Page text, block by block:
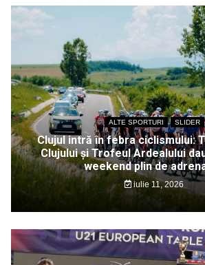
ALTE SPORTURI SLIDER
Clujul intră în febra ciclismului:
Clujului și Trofeul Ardealului
weekend plin de
iulie 11, 2026